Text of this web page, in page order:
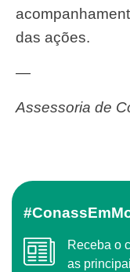
das ações.
—
Assessoria de
Receba o conteúdo semanal do Conass com
as